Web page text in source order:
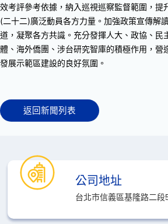
效考評參考依據，納入巡視巡察監督範圍，提
(二十二)廣泛動員各方力量。加強政策宣傳解
道，凝聚各方共識。充分發揮人大、政協、民
體、海外僑團、涉台研究智庫的積極作用，營
發展示範區建設的良好氛圍。
返回新聞列表
公司地址
台北市信義區基隆路二段